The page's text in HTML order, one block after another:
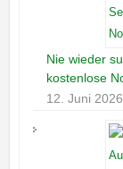
Nie wieder
kostenlose
12. Juni 2026